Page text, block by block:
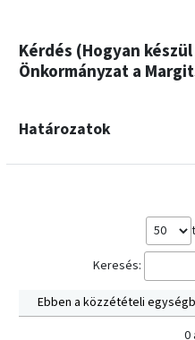
Kérdés (Hogyan
Önkormányzat a
Határozatok
Keresés:
Ebben a közzétételi
0